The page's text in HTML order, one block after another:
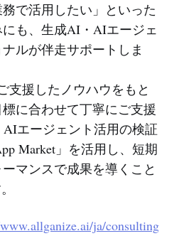
で活用したい」といった
も、生成AI・AIエージェ
ルが伴走サポートしま
支援したノウハウをもと
に合わせて丁寧にご支援
エージェント活用の検証
Market」を活用し、短期
マンスで成果を導くこと
ja/consulting